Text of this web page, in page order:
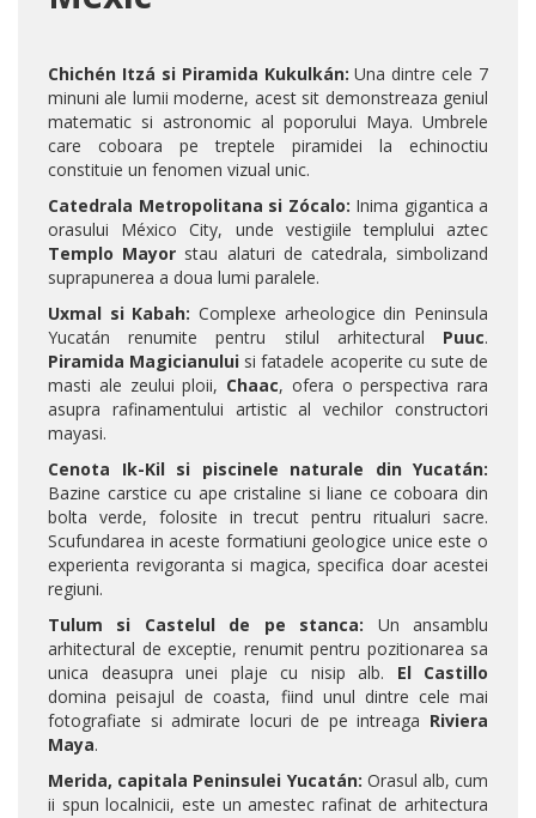
Chichén Itzá si Piramida Kukulkán: Una dintre cele 7
minuni ale lumii moderne, acest sit demonstreaza geniul
matematic si astronomic al poporului Maya. Umbrele
care coboara pe treptele piramidei la echinoctiu
constituie un fenomen vizual unic.
Catedrala Metropolitana si Zócalo: Inima gigantica a
orasului México City, unde vestigiile templului aztec
Templo Mayor stau alaturi de catedrala, simbolizand
suprapunerea a doua lumi paralele.
Uxmal si Kabah: Complexe arheologice din Peninsula
Yucatán renumite pentru stilul arhitectural Puuc.
Piramida Magicianului si fatadele acoperite cu sute de
masti ale zeului ploii, Chaac, ofera o perspectiva rara
asupra rafinamentului artistic al vechilor constructori
mayasi.
Cenota Ik-Kil si piscinele naturale din Yucatán:
Bazine carstice cu ape cristaline si liane ce coboara din
bolta verde, folosite in trecut pentru ritualuri sacre.
Scufundarea in aceste formatiuni geologice unice este o
experienta revigoranta si magica, specifica doar acestei
regiuni.
Tulum si Castelul de pe stanca: Un ansamblu
arhitectural de exceptie, renumit pentru pozitionarea sa
unica deasupra unei plaje cu nisip alb. El Castillo
domina peisajul de coasta, fiind unul dintre cele mai
fotografiate si admirate locuri de pe intreaga Riviera
Maya.
Merida, capitala Peninsulei Yucatán: Orasul alb, cum
ii spun localnicii, este un amestec rafinat de arhitectura